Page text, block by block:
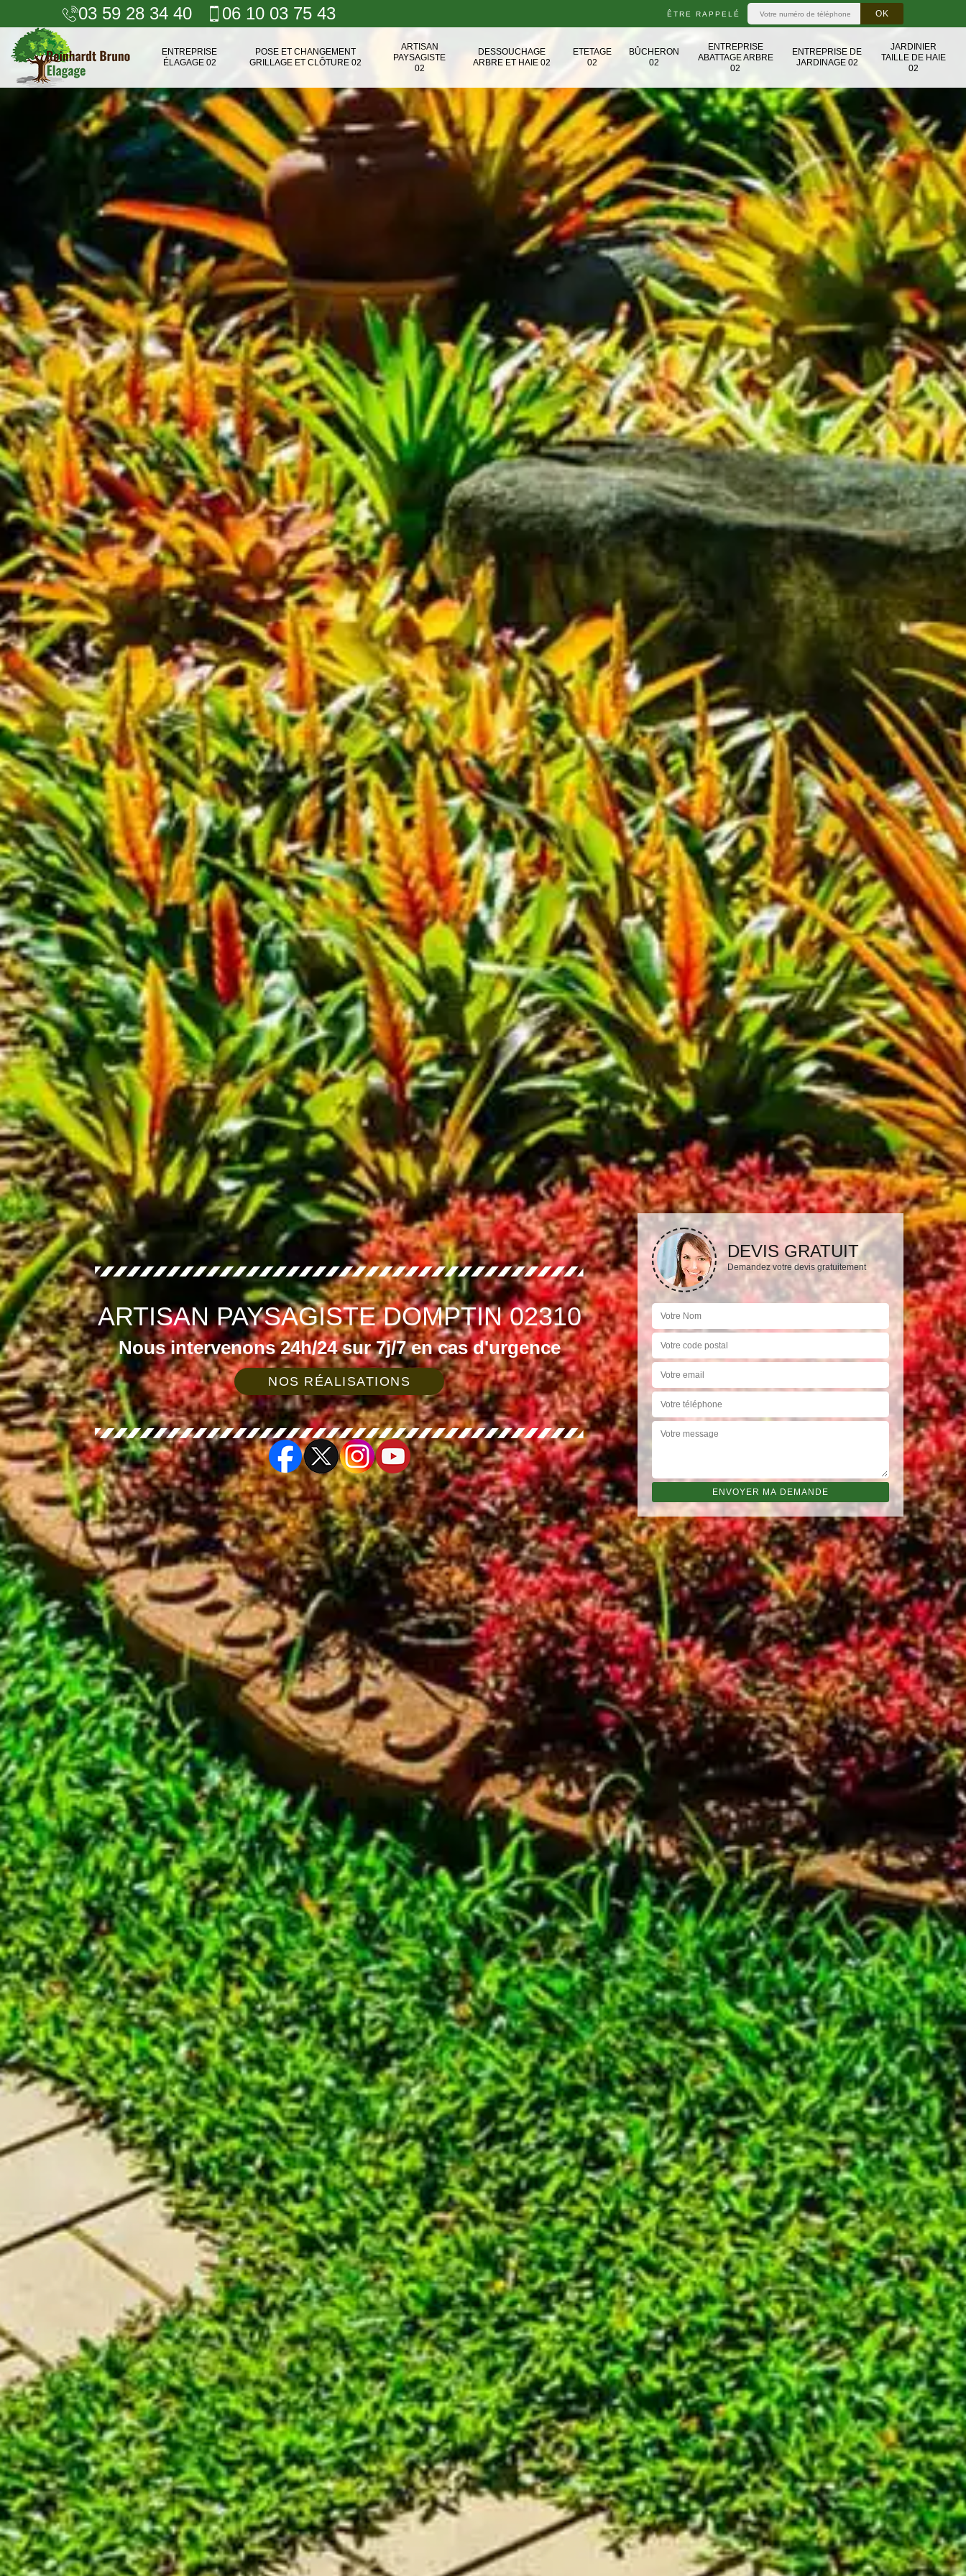
03 59 28 34 40 06 10 03 75 43 ÊTRE RAPPELÉ
ENTREPRISE
ÉLAGAGE 02
POSE ET CHANGEMENT
GRILLAGE ET CLÔTURE 02
ARTISAN
PAYSAGISTE
02
DESSOUCHAGE
ARBRE ET HAIE 02
ETETAGE
02
BÛCHERON
02
ENTREPRISE
ABATTAGE ARBRE
02
ENTREPRISE DE
JARDINAGE 02
JARDINIER
TAILLE DE HAIE
02
ARTISAN PAYSAGISTE DOMPTIN 02310
Nous intervenons 24h/24 sur 7j/7 en cas d'urgence
NOS RÉALISATIONS
DEVIS GRATUIT
Demandez votre devis gratuitement